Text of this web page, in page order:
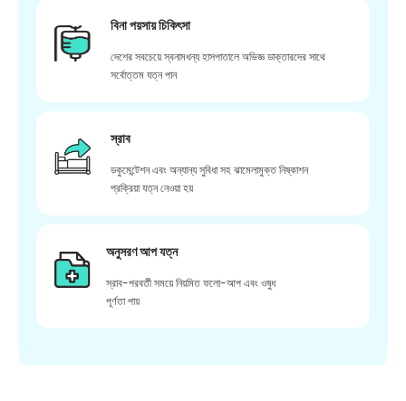
বিনা পয়সায় চিকিৎসা
দেশের সবচেয়ে স্বনামধন্য হাসপাতালে অভিজ্ঞ ডাক্তারদের সাথে
সর্বোত্তম যত্ন পান
স্রাব
ডকুমেন্টেশন এবং অন্যান্য সুবিধা সহ ঝামেলামুক্ত নিষ্কাশন
প্রক্রিয়া যত্ন নেওয়া হয়
অনুসরণ আপ যত্ন
স্রাব-পরবর্তী সময়ে নিয়মিত ফলো-আপ এবং ওষুধ
পূর্ণতা পায়